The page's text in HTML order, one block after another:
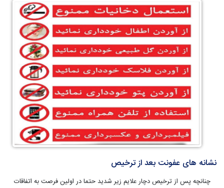
نشانه های عفونت بعد از ترخیص
چنانچه پس از ترخیص دچار علایم زیر شدید حتما در اولین فرصت به اتفاقات